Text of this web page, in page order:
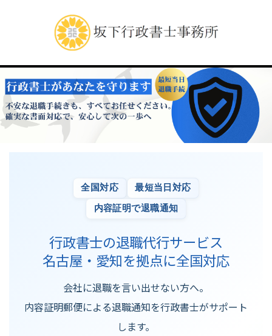
全国対応 最短当日対応
内容証明で退職通知
行政書士の退職代行サービス
名古屋・愛知を拠点に全国対応
会社に退職を言い出せない方へ。
内容証明郵便による退職通知を行政書士がサポート
します。